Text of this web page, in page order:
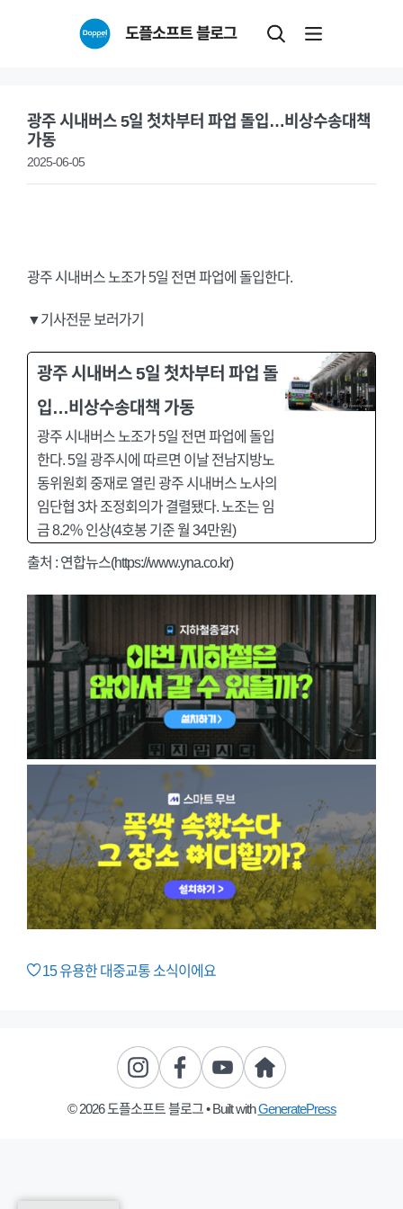
도플소프트 블로그
광주 시내버스 5일 첫차부터 파업 돌입…비상수송대책
가동
2025-06-05
광주 시내버스 노조가 5일 전면 파업에 돌입한다.
▼기사전문 보러가기
광주 시내버스 5일 첫차부터 파업 돌
입…비상수송대책 가동
광주 시내버스 노조가 5일 전면 파업에 돌입
한다. 5일 광주시에 따르면 이날 전남지방노
동위원회 중재로 열린 광주 시내버스 노사의
임단협 3차 조정회의가 결렬됐다. 노조는 임
금 8.2％ 인상(4호봉 기준 월 34만원)
출처 : 연합뉴스(https://www.yna.co.kr)
15유용한 대중교통 소식이에요
© 2026 도플소프트 블로그• Built withGeneratePress